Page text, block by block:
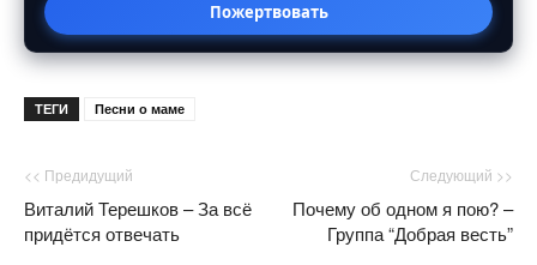
Пожертвовать
ТЕГИ Песни о маме
<< Предидущий
Виталий Терешков – За всё
придётся отвечать
Следующий >>
Почему об одном я пою? –
Группа “Добрая весть”